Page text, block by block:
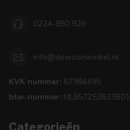
0224-850 926
info@dewoonwinkel.nl
KVK nummer: 67984495
btw-nummer: NL857253633B01
Categorieën